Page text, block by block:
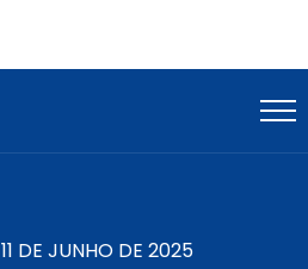
11 DE JUNHO DE 2025